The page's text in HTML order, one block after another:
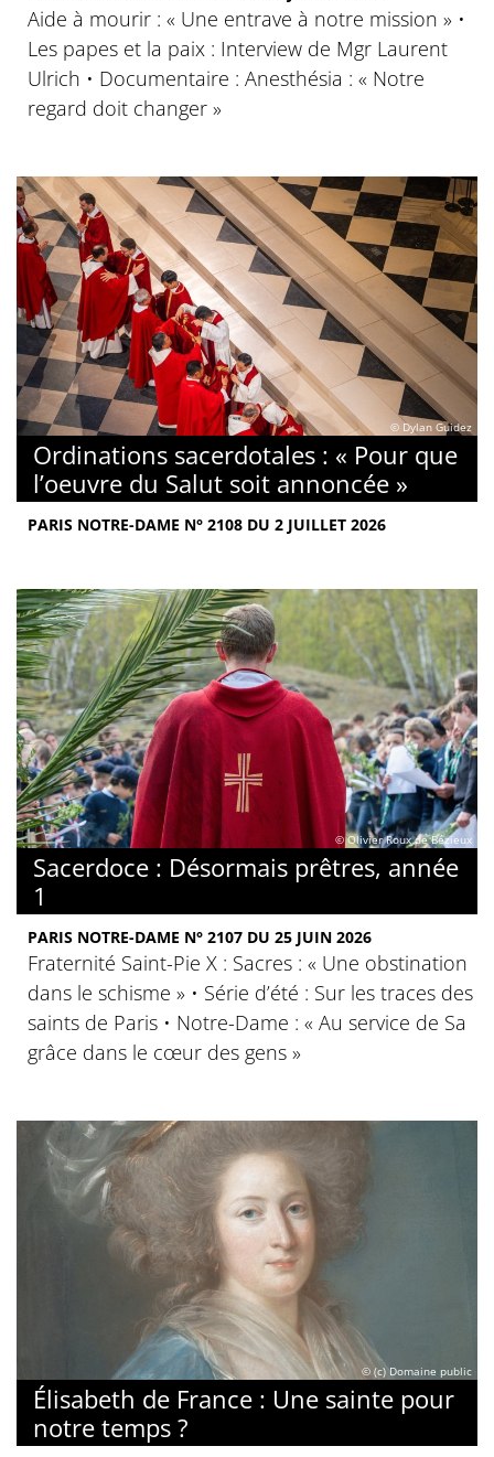
Aide à mourir : « Une entrave à notre mission » •
Les papes et la paix : Interview de Mgr Laurent
Ulrich • Documentaire : Anesthésia : « Notre
regard doit changer »
© Dylan Guidez
Ordinations sacerdotales : « Pour que
l’oeuvre du Salut soit annoncée »
PARIS NOTRE-DAME N° 2108 DU 2 JUILLET 2026
© Olivier Roux de Bézieux
Sacerdoce : Désormais prêtres, année
1
PARIS NOTRE-DAME N° 2107 DU 25 JUIN 2026
Fraternité Saint-Pie X : Sacres : « Une obstination
dans le schisme » • Série d’été : Sur les traces des
saints de Paris • Notre-Dame : « Au service de Sa
grâce dans le cœur des gens »
© (c) Domaine public
Élisabeth de France : Une sainte pour
notre temps ?